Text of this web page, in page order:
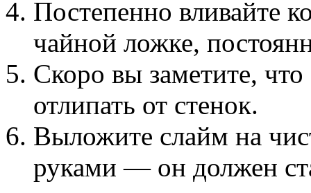
Постепенно вливайте
чайной ложке,
Скоро вы заметите, что
отлипать от стенок.
Выложите слайм на
руками — он должен